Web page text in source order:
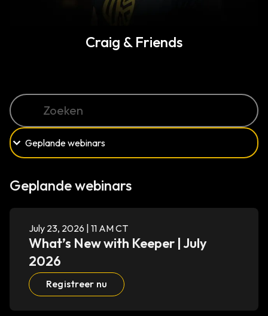
Craig & Friends
Geplande webinars
July 23, 2026 | 11 AM CT
What’s New with Keeper | July
2026
Registreer nu